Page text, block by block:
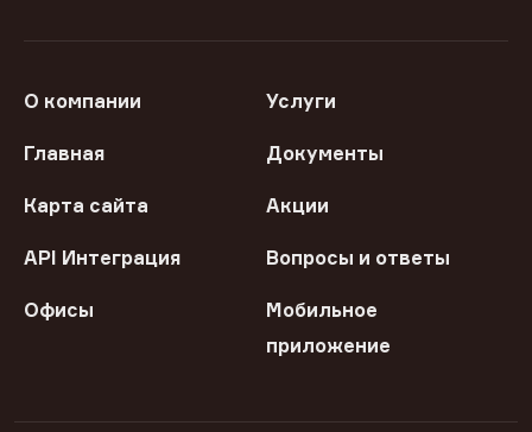
О компании Услуги
Главная Документы
Карта сайта Акции
API Интеграция Вопросы и ответы
Офисы
Мобильное
приложение